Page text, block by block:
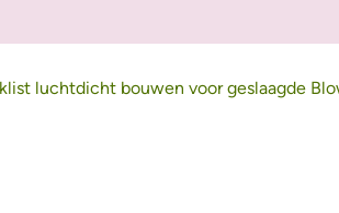
luchtdicht bouwen voor geslaagde